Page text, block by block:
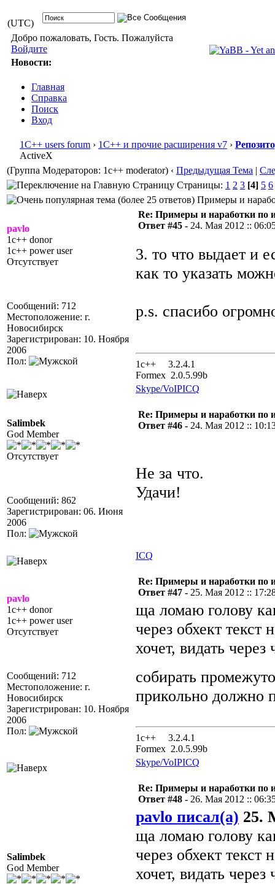
(UTC)
Добро пожаловать, Гость. Пожалуйста
Войдите
Новости:
Главная
Справка
Поиск
Вход
1С++ users forum › 1С++ и прочие расширения v7 ›
ActiveX
(Группа Модераторов: 1c++ moderator) ‹ Предыдущая Тема |
Страницы: 1 2 3 [4] 5 6
Примеры и
pavlo
1c++ donor
1c++ power user
Отсутствует
Сообщений: 712
Местоположение: г.
Новосибирск
Зарегистрирован: 10. Ноября
2006
Пол:
Re: Примеры и наработки по
Ответ #45 - 24. Мая 2012 ::
3. то что выдает и
как то указать
p.s. спасибо
1с++ 3.2.4.1
Formex 2.0.5.99b
Skype/VoIPICQ
Salimbek
God Member
Отсутствует
Сообщений: 862
Зарегистрирован: 06. Июня
2006
Пол:
Re: Примеры и наработки по
Ответ #46 - 24. Мая 2012 ::
Не за что.
Удачи!
ICQ
pavlo
1c++ donor
1c++ power user
Отсутствует
Сообщений: 712
Местоположение: г.
Новосибирск
Зарегистрирован: 10. Ноября
2006
Пол:
Re: Примеры и наработки по
Ответ #47 - 25. Мая 2012 ::
ща ломаю голову
через обхект
хочет, видать
собирать
прикольно должно
1с++ 3.2.4.1
Formex 2.0.5.99b
Skype/VoIPICQ
Salimbek
God Member
Re: Примеры и наработки по
Ответ #48 - 26. Мая 2012 ::
pavlo писал(а) 25.
ща ломаю голову
через обхект
хочет, видать